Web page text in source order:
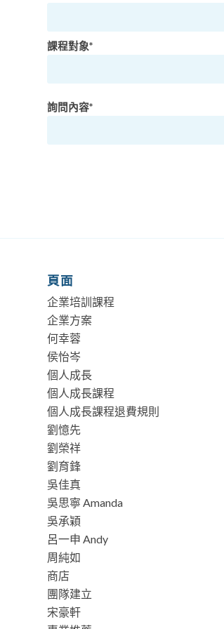
課程對象*
詢問內容*
頁面
企業培訓課程
企業方案
何幸蓉
侯怡岑
個人成長
個人成長課程
個人成長課程退費規則
劉憶先
劉榮祥
劉育鋒
吳佳真
吳思寧 Amanda
吳承穎
呂一申 Andy
周純如
商店
團隊建立
宋豪軒